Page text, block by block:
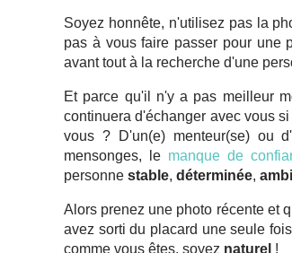
Soyez honnête, n'utilisez pas la
pas à vous faire passer pour une
avant tout à la recherche d'une
Et parce qu'il n'y a pas meilleur
continuera d'échanger avec vous
vous ? D'un(e) menteur(se) ou
mensonges, le manque de
personne stable, déterminée,
Alors prenez une photo récente et
avez sorti du placard une seule
comme vous êtes, soyez naturel !